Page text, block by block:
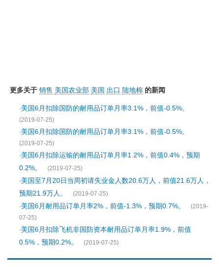
更多关于 销售 美国农业部 美国 出口 陆地棉 的新闻
·美国6月扣除国防的耐用品订单月率3.1%，前值-0.5%。
(2019-07-25)
·美国6月扣除国防的耐用品订单月率3.1%，前值-0.5%。
(2019-07-25)
·美国6月扣除运输的耐用品订单月率1.2%，前值0.4%，预期
0.2%。
(2019-07-25)
·美国至7月20日当周初请失业金人数20.6万人，前值21.6万人，
预期21.9万人。
(2019-07-25)
·美国6月耐用品订单月率2%，前值-1.3%，预期0.7%。
(2019-
07-25)
·美国6月扣除飞机非国防资本耐用品订单月率1.9%，前值
0.5%，预期0.2%。
(2019-07-25)